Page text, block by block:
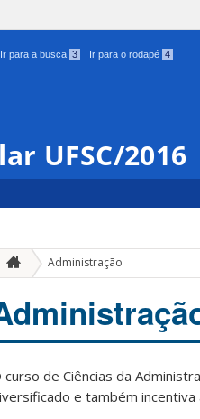
Ir para a busca 3 Ir para o rodapé 4
UFSC/2016
Administração
curso de Ciências da
e também